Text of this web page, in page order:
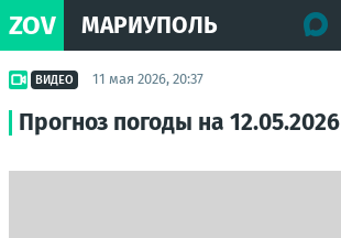
ZOV МАРИУПОЛЬ
ВИДЕО 11 мая 2026, 20:37
Прогноз погоды на 12.05.2026